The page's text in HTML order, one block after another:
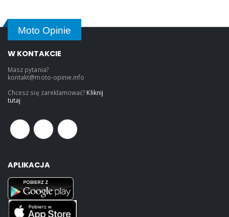
Moto Opinie
W KONTAKCIE
Masz pytania?
kontakt@moto-opinie.info
Chcesz się zareklamować? Kliknij
tutaj
APLIKACJA